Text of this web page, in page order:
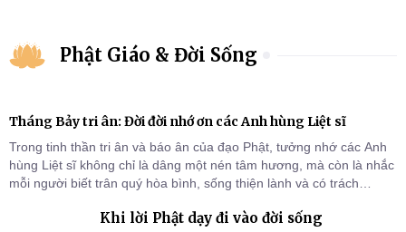
Phật Giáo & Đời Sống
Tháng Bảy tri ân: Đời đời nhớ ơn các Anh hùng Liệt sĩ
Trong tinh thần tri ân và báo ân của đạo Phật, tưởng nhớ các Anh
hùng Liệt sĩ không chỉ là dâng một nén tâm hương, mà còn là nhắc
mỗi người biết trân quý hòa bình, sống thiện lành và có trách
Khi lời Phật dạy đi vào đời sống